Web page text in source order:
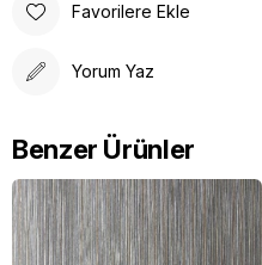
Favorilere Ekle
Yorum Yaz
Benzer Ürünler